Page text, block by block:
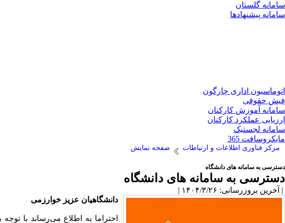
سامانه گلستان
سامانه پیشنهادها
اتوماسیون اداری چارگون
فیش حقوقی
سامانه آموزش کارکنان
ارزیابی عملکرد کارکنان
سامانه لجستیک
مایکروسافت 365
مرکز فناوری اطلاعات و ارتباطات صفحه نمایش
دسترسی به سامانه های دانشگاه
دسترسی به سامانه های دانشگاه
| آخرین بروزرسانی: ۱۴۰۴/۳/۲۶ |
دانشگاهیان عزیز خوارزمی
احتراما به اطلاع می‌رساند با